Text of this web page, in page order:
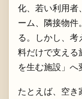
化、若い利用者
ーム、隣接物件
る。しかし、
料だけで支える
を生む施設」へ
たとえば、空き